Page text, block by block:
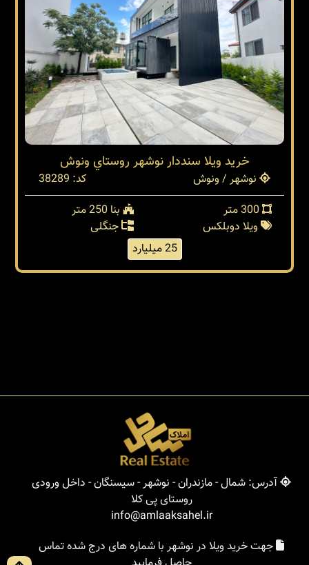
خرید ویلا سنددار نوشهر روستاي ونوش
نوشهر / ونوش
کد: 38289
بنا 250 متر
ویلا دوبلکس
جنگلی
25 میلیارد
آدرس: شمال - مازندران - نوشهر - سیسنگان - داخل ورودی
روستای پی کلا
info@amlaaksahel.ir
جهت خرید ویلا در نوشهر با شماره های درج شده تماس